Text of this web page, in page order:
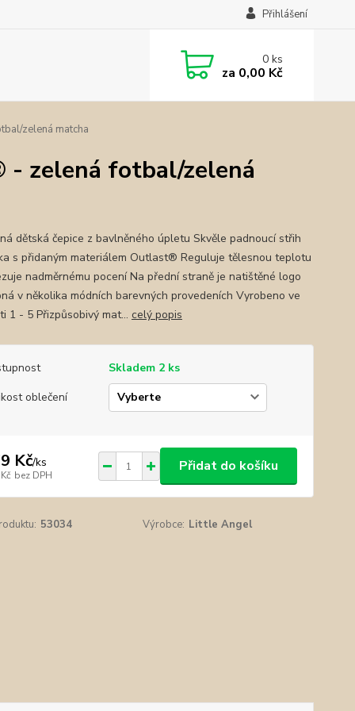
Přihlášení
0ks
za 0,00 Kč
zelená matcha
zelená fotbal/zelená
dětská čepice z bavlněného úpletu Skvěle padnoucí střih
s přidaným materiálem Outlast® Reguluje tělesnou teplotu
nadměrnému pocení Na přední straně je natištěné logo
v několika módních barevných provedeních Vyrobeno ve
1 - 5 Přizpůsobivý mat... celý popis
Skladem 2 ks
oblečení
Kč/ks
bez DPH
Přidat do košíku
53034 Výrobce: Little Angel